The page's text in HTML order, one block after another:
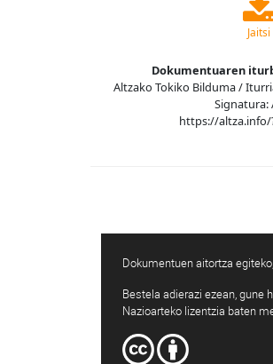
Jaitsi
Dokumentuaren
Altzako Tokiko Bilduma /
Signatura:
https://altza.info/
Dokumentuen aitortza
Bestela adierazi ezean, gune
Nazioarteko lizentzia baten